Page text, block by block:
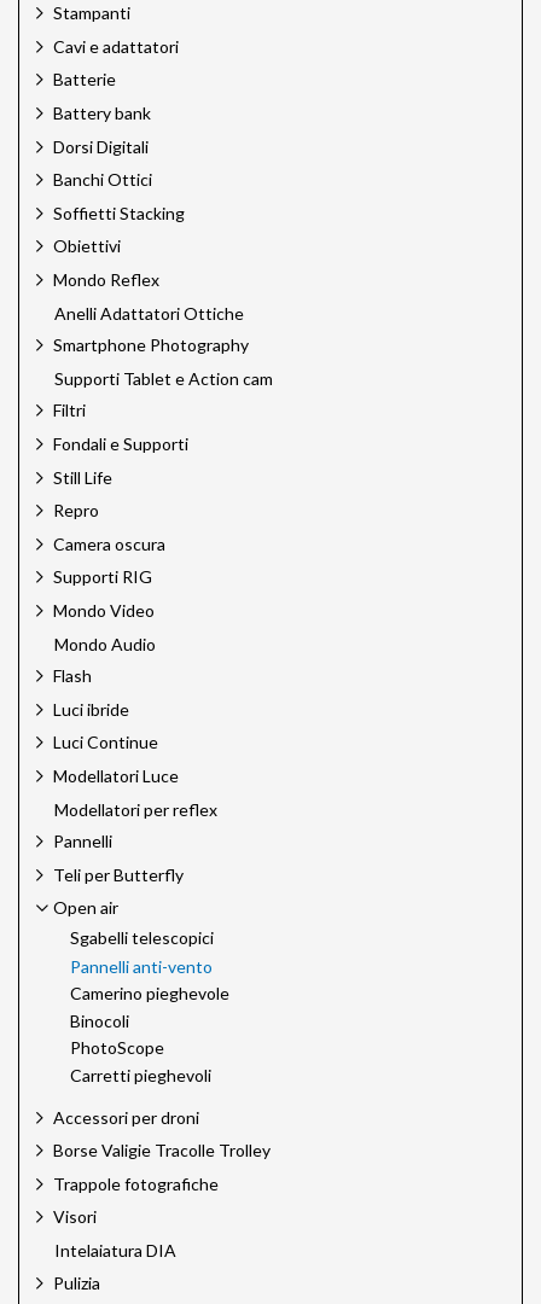
Stampanti
Cavi e adattatori
Batterie
Battery bank
Dorsi Digitali
Banchi Ottici
Soffietti Stacking
Obiettivi
Mondo Reflex
Anelli Adattatori Ottiche
Smartphone Photography
Supporti Tablet e Action cam
Filtri
Fondali e Supporti
Still Life
Repro
Camera oscura
Supporti RIG
Mondo Video
Mondo Audio
Flash
Luci ibride
Luci Continue
Modellatori Luce
Modellatori per reflex
Pannelli
Teli per Butterfly
Open air
Sgabelli telescopici
Pannelli anti-vento
Camerino pieghevole
Binocoli
PhotoScope
Carretti pieghevoli
Accessori per droni
Borse Valigie Tracolle Trolley
Trappole fotografiche
Visori
Intelaiatura DIA
Pulizia